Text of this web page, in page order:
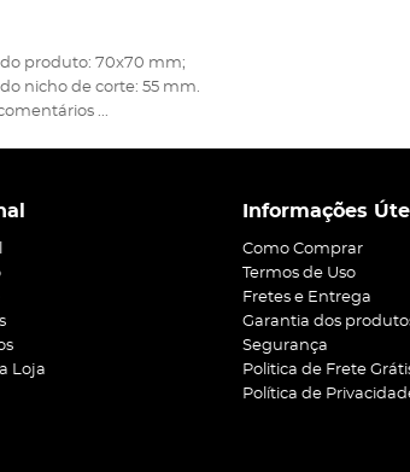
produto: 70x70 mm;
nicho de corte: 55 mm.
...
Loja
Informações
Como Comprar
Termos de Uso
Fretes e Entrega
Garantia dos
Segurança
Politica de Frete
Política de